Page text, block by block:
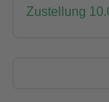
Zustellung